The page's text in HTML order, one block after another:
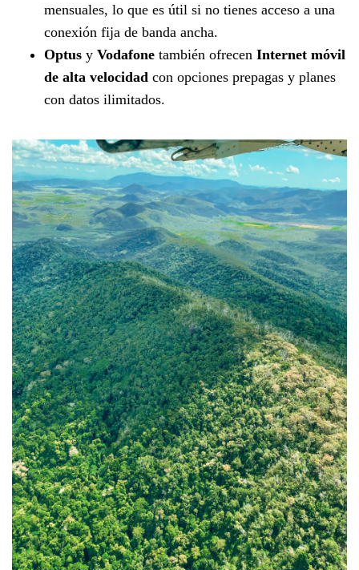
mensuales, lo que es útil si no tienes acceso a una
conexión fija de banda ancha.
Optus y Vodafone también ofrecen Internet móvil
de alta velocidad con opciones prepagas y planes
con datos ilimitados.